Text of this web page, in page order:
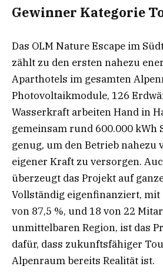
Gewinner Kategorie
Das OLM Nature Escape im
zählt zu den ersten nahezu
Aparthotels im gesamten
Photovoltaikmodule, 126
Wasserkraft arbeiten Hand in
gemeinsam rund 600.000 kWh
genug, um den Betrieb nahezu
eigener Kraft zu versorgen.
überzeugt das Projekt auf
Vollständig eigenfinanziert,
von 87,5 %, und 18 von 22
unmittelbaren Region, ist das
dafür, dass zukunftsfähiger
Alpenraum bereits Realität ist.